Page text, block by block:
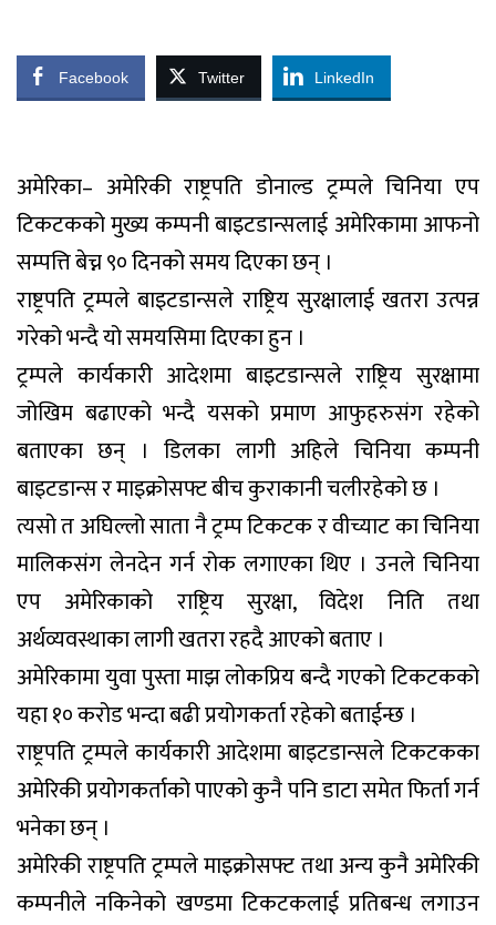
Facebook Twitter LinkedIn
अमेरिका– अमेरिकी राष्ट्रपति डोनाल्ड ट्रम्पले चिनिया एप
टिकटकको मुख्य कम्पनी बाइटडान्सलाई अमेरिकामा आफनो
सम्पत्ति बेच्न ९० दिनको समय दिएका छन् ।
राष्ट्रपति ट्रम्पले बाइटडान्सले राष्ट्रिय सुरक्षालाई खतरा उत्पन्न
गरेको भन्दै यो समयसिमा दिएका हुन ।
ट्रम्पले कार्यकारी आदेशमा बाइटडान्सले राष्ट्रिय सुरक्षामा
जोखिम बढाएको भन्दै यसको प्रमाण आफुहरुसंग रहेको
बताएका छन् । डिलका लागी अहिले चिनिया कम्पनी
बाइटडान्स र माइक्रोसफ्ट बीच कुराकानी चलीरहेको छ ।
त्यसो त अघिल्लो साता नै ट्रम्प टिकटक र वीच्याट का चिनिया
मालिकसंग लेनदेन गर्न रोक लगाएका थिए । उनले चिनिया
एप अमेरिकाको राष्ट्रिय सुरक्षा, विदेश निति तथा
अर्थव्यवस्थाका लागी खतरा रहदै आएको बताए ।
अमेरिकामा युवा पुस्ता माझ लोकप्रिय बन्दै गएको टिकटकको
यहा १० करोड भन्दा बढी प्रयोगकर्ता रहेको बताईन्छ ।
राष्ट्रपति ट्रम्पले कार्यकारी आदेशमा बाइटडान्सले टिकटकका
अमेरिकी प्रयोगकर्ताको पाएको कुनै पनि डाटा समेत फिर्ता गर्न
भनेका छन् ।
अमेरिकी राष्ट्रपति ट्रम्पले माइक्रोसफ्ट तथा अन्य कुनै अमेरिकी
कम्पनीले नकिनेको खण्डमा टिकटकलाई प्रतिबन्ध लगाउन